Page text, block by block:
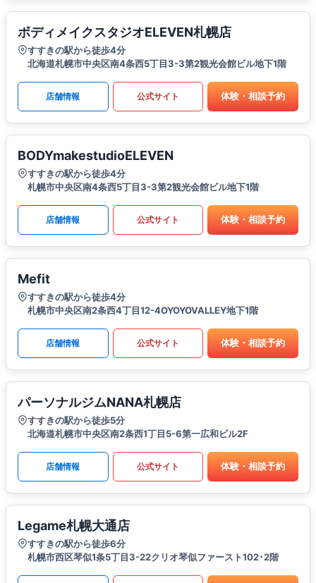
ボディメイクスタジオELEVEN札幌店
すすきの駅から徒歩4分
北海道札幌市中央区南4条西5丁目3-3第2観光会館ビル地下1階
店舗情報 公式サイト 体験・相談予約
BODYmakestudioELEVEN
すすきの駅から徒歩4分
札幌市中央区南4条西5丁目3-3第2観光会館ビル地下1階
店舗情報 公式サイト 体験・相談予約
Mefit
すすきの駅から徒歩4分
札幌市中央区南2条西4丁目12-4OYOYOVALLEY地下1階
店舗情報 公式サイト 体験・相談予約
パーソナルジムNANA札幌店
すすきの駅から徒歩5分
北海道札幌市中央区南2条西1丁目5-6第一広和ビル2F
店舗情報 公式サイト 体験・相談予約
Legame札幌大通店
すすきの駅から徒歩6分
札幌市西区琴似1条5丁目3-22クリオ琴似ファースト102･2階